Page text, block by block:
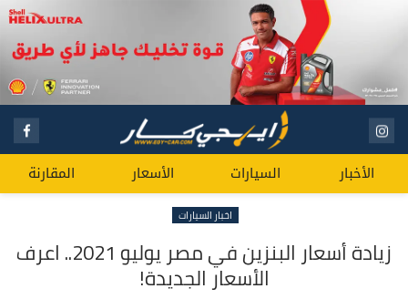
الأخبار السيارات الأسعار المقارنة
اخبار السيارات
زيادة أسعار البنزين في مصر يوليو 2021.. اعرف
الأسعار الجديدة!